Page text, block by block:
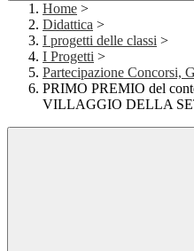
Home >
Didattica >
I progetti delle classi >
I Progetti >
Partecipazione Concorsi,
PRIMO PREMIO del
VILLAGGIO DELLA